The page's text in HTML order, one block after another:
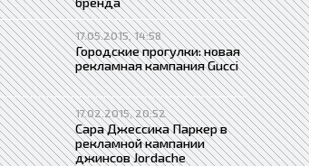
17.05.2015, 14:58
Городские прогулки: новая
рекламная кампания Gucci
17.02.2015, 20:52
Сара Джессика Паркер в
рекламной кампании
джинсов Jordache